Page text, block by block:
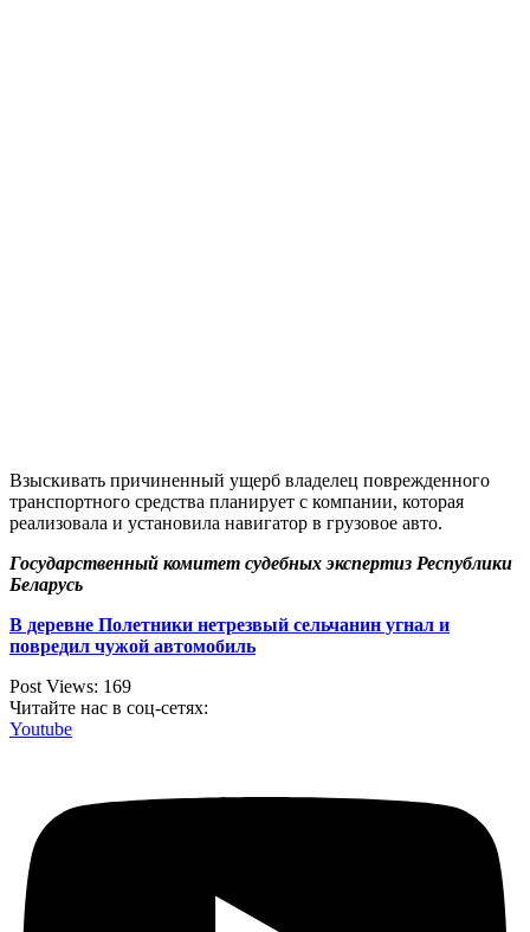
Взыскивать причиненный ущерб владелец поврежденного
транспортного средства планирует с компании, которая
реализовала и установила навигатор в грузовое авто.
Государственный комитет судебных экспертиз Республики
Беларусь
В деревне Полетники нетрезвый сельчанин угнал и
повредил чужой автомобиль
Post Views: 169
Читайте нас в соц-сетях:
Youtube